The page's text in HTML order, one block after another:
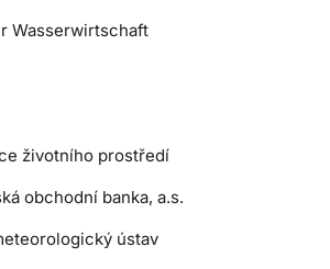
Wasserwirtschaft
životního prostředí
obchodní banka, a.s.
ústav